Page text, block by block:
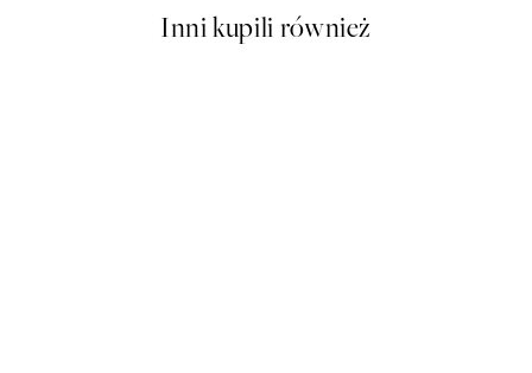
Inni kupili również